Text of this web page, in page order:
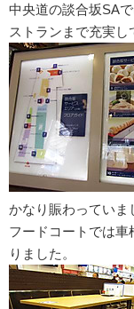
中央道の談合坂SA
ストランまで充実し
かなり賑わっていま
フードコートでは
りました。